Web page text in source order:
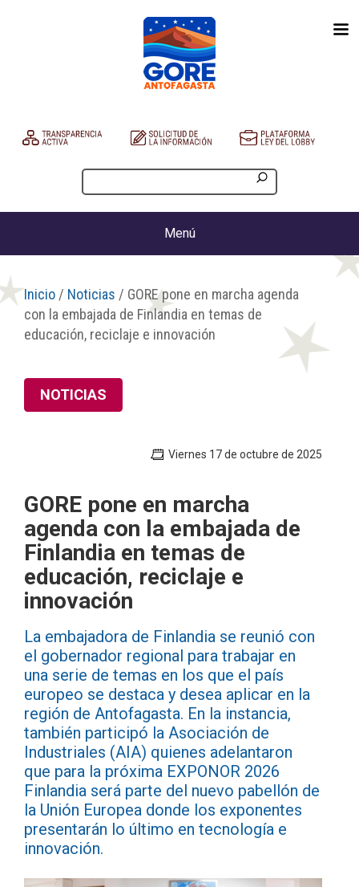
Menú
Inicio / Noticias / GORE pone en marcha agenda
con la embajada de Finlandia en temas de
educación, reciclaje e innovación
NOTICIAS
Viernes 17 de octubre de 2025
GORE pone en marcha
agenda con la embajada de
Finlandia en temas de
educación, reciclaje e
innovación
La embajadora de Finlandia se reunió con
el gobernador regional para trabajar en
una serie de temas en los que el país
europeo se destaca y desea aplicar en la
región de Antofagasta. En la instancia,
también participó la Asociación de
Industriales (AIA) quienes adelantaron
que para la próxima EXPONOR 2026
Finlandia será parte del nuevo pabellón de
la Unión Europea donde los exponentes
presentarán lo último en tecnología e
innovación.